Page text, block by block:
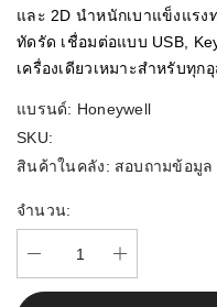
และ 2D นำหนักเบาแข็งแร
ทัดรัด เชื่อมต่อแบบ USB,
เครื่องเดียวเหมาะสำหรับทุก
แบรนด์: Honeywell
SKU:
สินค้าในคลัง: สอบถามข้อมูล
จำนวน: